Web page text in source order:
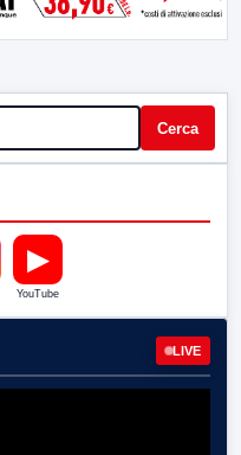
Cerca
▶
YouTube
LIVE